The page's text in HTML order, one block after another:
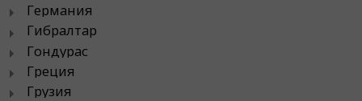
Германия
Гибралтар
Гондурас
Греция
Грузия